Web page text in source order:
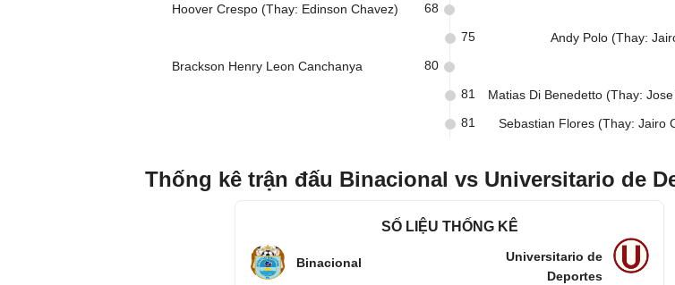
Hoover Crespo (Thay: Edinson Chavez) 68
Andy Polo (Thay:
75
Brackson Henry Leon Canchanya 80
Matias Di Benedetto (Thay:
81
Sebastian Flores (Thay: Jairo
81
Thống kê trận đấu Binacional vs Universitario de
SỐ LIỆU THỐNG KÊ
Binacional
Universitario de
Deportes